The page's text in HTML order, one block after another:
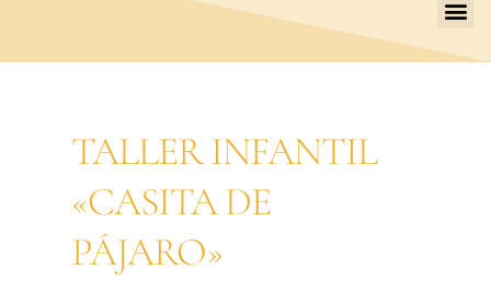
TALLER INFANTIL
«CASITA DE
PÁJARO»